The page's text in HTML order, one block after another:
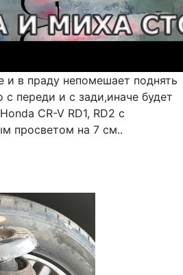
и в праду непомешает поднять
с переди и с зади,иначе будет
CR-V RD1, RD2 с
просветом на 7 см..